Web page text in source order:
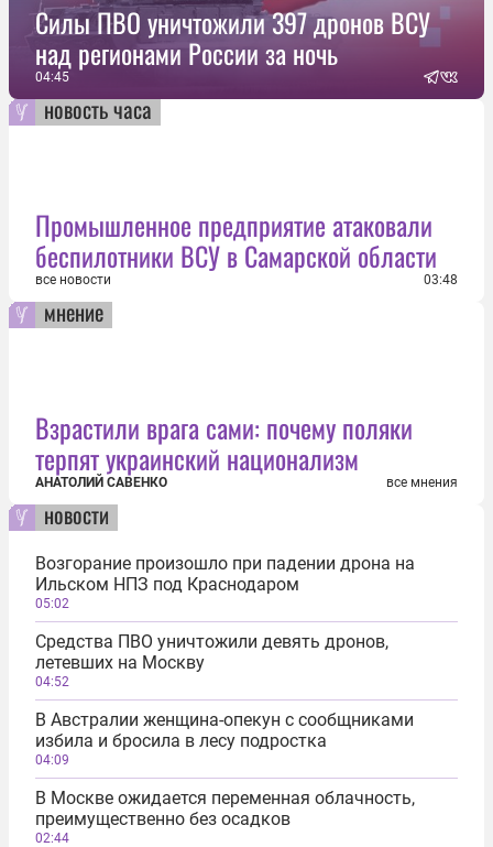
Силы ПВО уничтожили 397 дронов ВСУ
над регионами России за ночь
04:45
новость часа
Промышленное предприятие атаковали
беспилотники ВСУ в Самарской области
все новости 03:48
мнение
Взрастили врага сами: почему поляки
терпят украинский национализм
АНАТОЛИЙ САВЕНКО все мнения
новости
Возгорание произошло при падении дрона на
Ильском НПЗ под Краснодаром
05:02
Средства ПВО уничтожили девять дронов,
летевших на Москву
04:52
В Австралии женщина-опекун с сообщниками
избила и бросила в лесу подростка
04:09
В Москве ожидается переменная облачность,
преимущественно без осадков
02:44